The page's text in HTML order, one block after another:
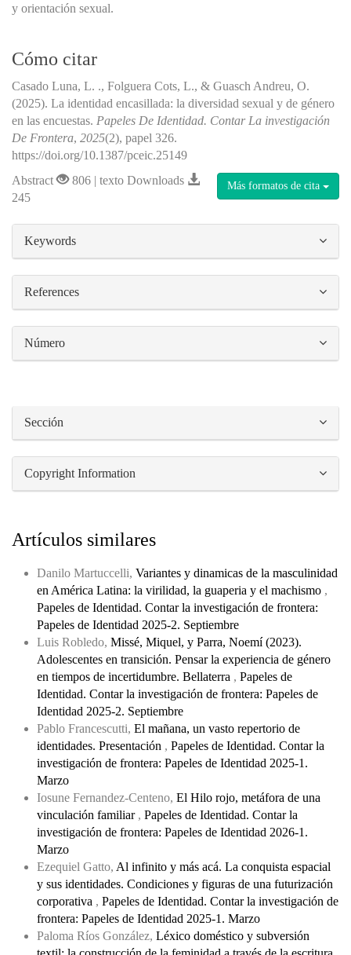
y orientación sexual.
Cómo citar
Casado Luna, L. ., Folguera Cots, L., & Guasch Andreu, O.
(2025). La identidad encasillada: la diversidad sexual y de género
en las encuestas. Papeles De Identidad. Contar La investigación
De Frontera, 2025(2), papel 326.
https://doi.org/10.1387/pceic.25149
Más formatos de cita
Abstract
806 | texto Downloads
245
Keywords
References
Número
Sección
Copyright Information
Artículos similares
Danilo Martuccelli, Variantes y dinamicas de la masculinidad
en América Latina: la virilidad, la guaperia y el machismo ,
Papeles de Identidad. Contar la investigación de frontera:
Papeles de Identidad 2025-2. Septiembre
Luis Robledo, Missé, Miquel, y Parra, Noemí (2023).
Adolescentes en transición. Pensar la experiencia de género
en tiempos de incertidumbre. Bellaterra , Papeles de
Identidad. Contar la investigación de frontera: Papeles de
Identidad 2025-2. Septiembre
Pablo Francescutti, El mañana, un vasto repertorio de
identidades. Presentación , Papeles de Identidad. Contar la
investigación de frontera: Papeles de Identidad 2025-1.
Marzo
Iosune Fernandez-Centeno, El Hilo rojo, metáfora de una
vinculación familiar , Papeles de Identidad. Contar la
investigación de frontera: Papeles de Identidad 2026-1.
Marzo
Ezequiel Gatto, Al infinito y más acá. La conquista espacial
y sus identidades. Condiciones y figuras de una futurización
corporativa , Papeles de Identidad. Contar la investigación de
frontera: Papeles de Identidad 2025-1. Marzo
Paloma Ríos González, Léxico doméstico y subversión